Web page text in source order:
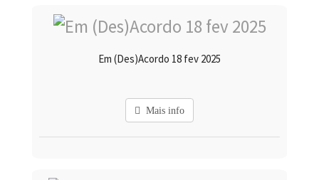
Em (Des)Acordo 18 fev 2025
Mais info